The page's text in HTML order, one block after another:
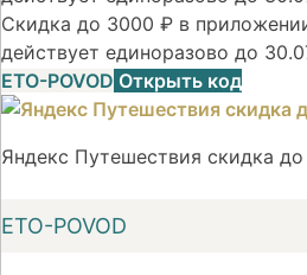
Скидка до 3000 ₽ в
действует единоразово до
ETO-POVOD Открыть код
Яндекс Путешествия скидка
ETO-POVOD